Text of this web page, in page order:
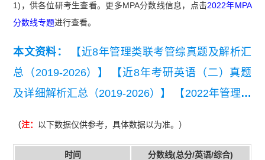
1)，供各位研考生查看。更多MPA分数线信息，点击2022年MPA
分数线专题进行查看。
本文资料：
【近8年管理类联考管综真题及解析汇
总（2019-2026）】
【近8年考研英语（二）真题
及详细解析汇总（2019-2026）】
【2022年管理联
（注： 以下数据仅供参考，具体数据以为准。）
时间 分数线(总分/英语/综合)